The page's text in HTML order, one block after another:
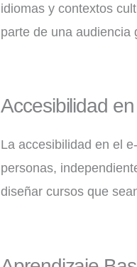
idiomas y contextos
parte de una audiencia
Accesibilidad
La accesibilidad en el
personas,
diseñar cursos que